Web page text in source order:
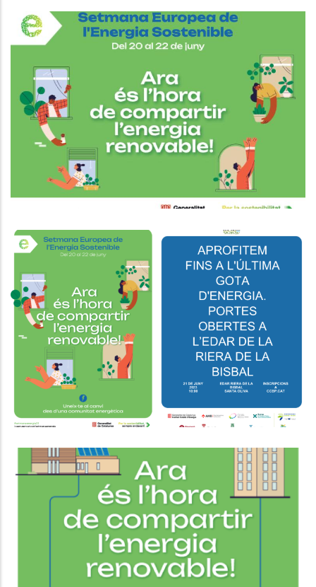
Setmana Europea De L’Energia Al
Baix Penedès
Medi
Visita A Les Instal·lacions De
Generació D'energia Elèctrica De
L'EDAR Del Vendrell
"Sobirania Energètica. El Que
Necessites Saber Per Crear Una
Comunitat Energètica Local
Medi